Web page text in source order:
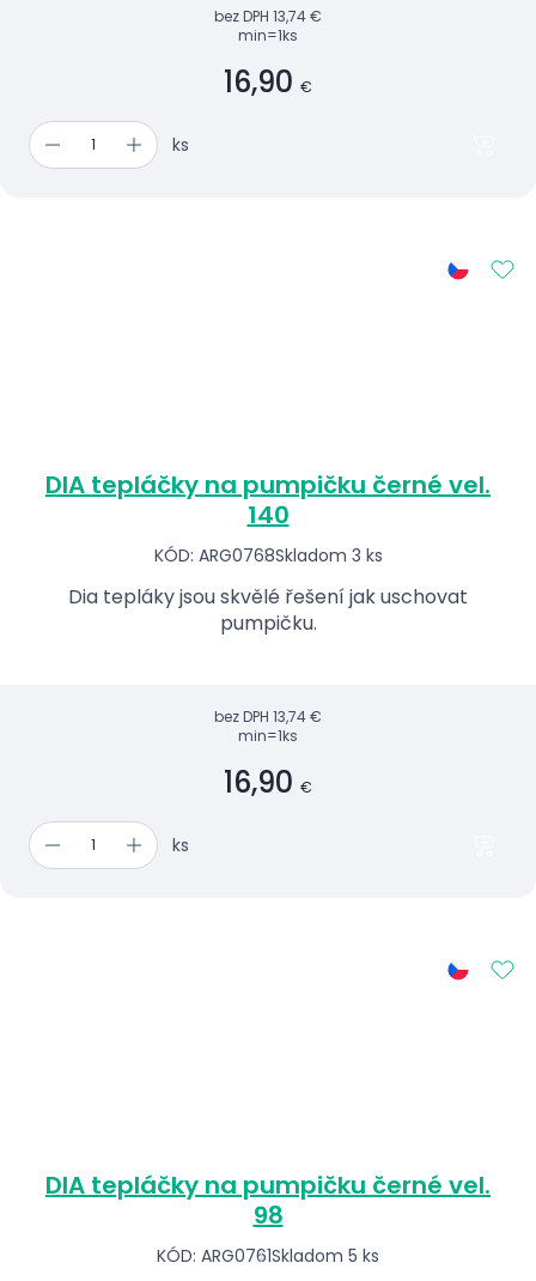
bez DPH 13,74 €
min=1ks
16,90 €
ks
DIA tepláčky na pumpičku černé vel.
140
KÓD: ARG0768Skladom 3 ks
Dia tepláky jsou skvělé řešení jak uschovat
pumpičku.
bez DPH 13,74 €
min=1ks
16,90 €
ks
DIA tepláčky na pumpičku černé vel.
98
KÓD: ARG0761Skladom 5 ks